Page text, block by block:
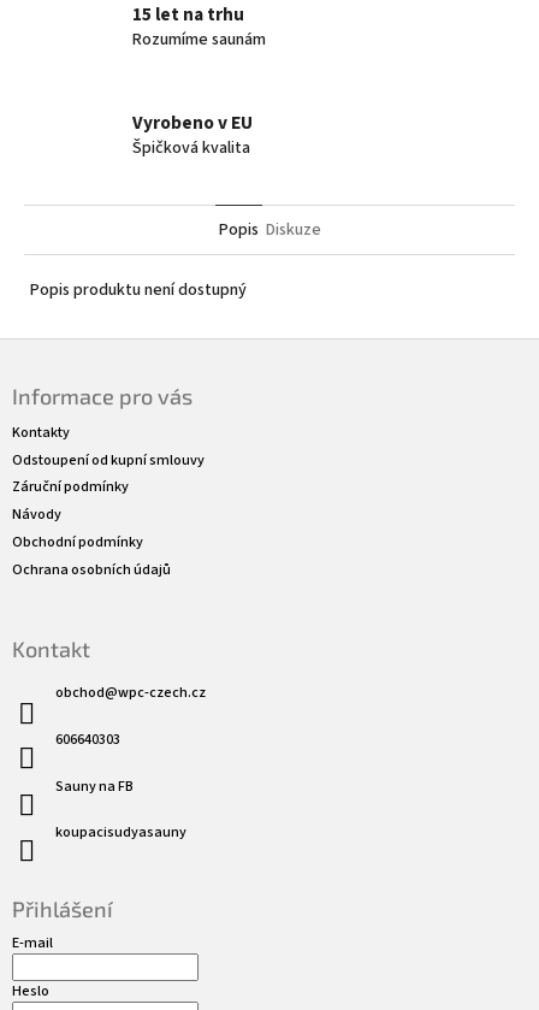
15 let na trhu
Rozumíme saunám
Vyrobeno v EU
Špičková kvalita
Popis Diskuze
Popis produktu není dostupný
Informace pro vás
Kontakty
Odstoupení od kupní smlouvy
Záruční podmínky
Návody
Obchodní podmínky
Ochrana osobních údajů
Kontakt
obchod@wpc-czech.cz
606640303
Sauny na FB
koupacisudyasauny
Přihlášení
E-mail
Heslo